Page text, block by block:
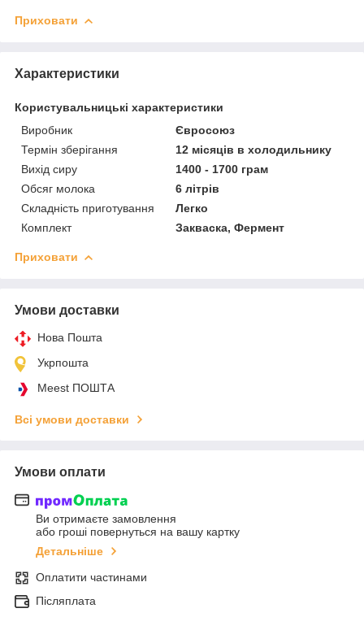
Приховати
Характеристики
Користувальницькі характеристики
Виробник
Євросоюз
Термін зберігання
12 місяців в холодильнику
Вихід сиру
1400 - 1700 грам
Обсяг молока
6 літрів
Складність приготування
Легко
Комплект
Закваска, Фермент
Приховати
Умови доставки
Нова Пошта
Укрпошта
Meest ПОШТА
Всі умови доставки
Умови оплати
Ви отримаєте замовлення
або гроші повернуться на вашу картку
Детальніше
Оплатити частинами
Післяплата